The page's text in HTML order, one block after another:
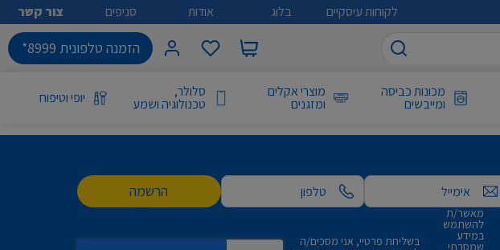
לקוחות עיסקיים בלוג אודות סניפים צור קשר
הזמנה טלפונית 8999*
מכונות כביסה
ומייבשים
מוצרי אקלים
ומזגנים
סלולר,
טכנולוגיה ושמע יופי וטיפוח
אימייל הרשמה
מאשר/ת
להשתמש
במידע
שמסרתי בשליחת פרטיי, אני מסכים/ה